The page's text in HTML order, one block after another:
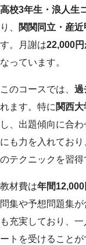
高校3年生・浪人生
り、
関関同立・産
す。月謝は22,000
なっています。
このコースでは、 過
れます。特に 関西大
し、出題傾向に合
にも力を入れてお
のテクニックを習得
教材費は年間
問集や予想問題集が
も充実しており、
ートを受けることが